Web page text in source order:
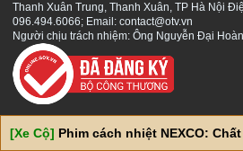
Thanh Xuân Trung, Thanh Xuân, TP Hà Nội
096.494.6066; Email: contact@otv.vn
Người chịu trách nhiệm: Ông Nguyễn Đại
[Xe Cộ] Phim cách nhiệt NEXCO: